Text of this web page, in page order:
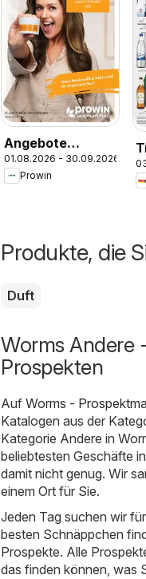
Angebote
ProWIN
August/September
01.08.2026 - 30.09.2026
Prowin
Produkte, die
Duft
Worms Andere
Prospekten
Auf Worms -
Katalogen aus der
Kategorie Andere in
beliebtesten Geschäfte
damit nicht genug. Wir
einem Ort für Sie.
Jeden Tag suchen wir
besten Schnäppchen
Prospekte. Alle
das finden können, was